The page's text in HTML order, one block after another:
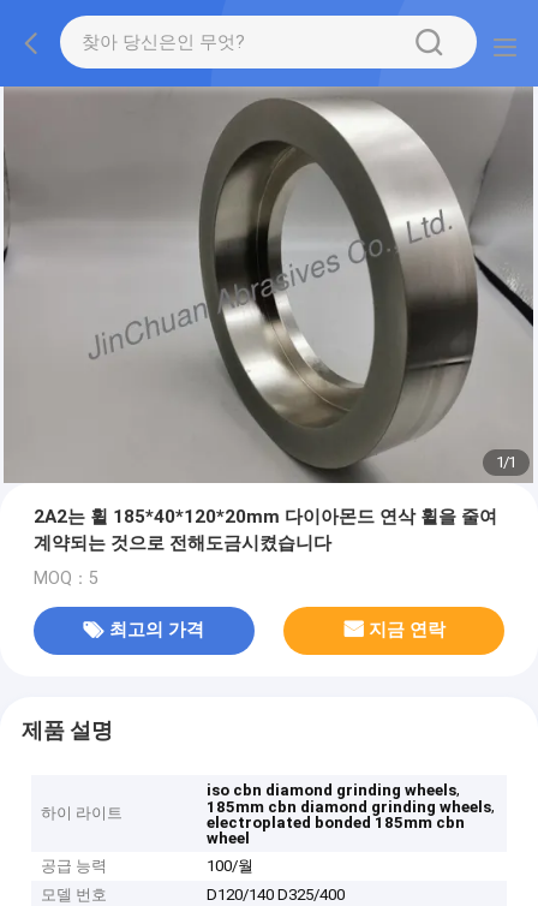
1/1
2A2는 휠 185*40*120*20mm 다이아몬드 연삭 휠을 줄여
계약되는 것으로 전해도금시켰습니다
MOQ：5
최고의 가격 지금 연락
제품 설명
하이 라이트
iso cbn diamond grinding wheels,
185mm cbn diamond grinding wheels,
electroplated bonded 185mm cbn
wheel
공급 능력
100/월
모델 번호
D120/140 D325/400